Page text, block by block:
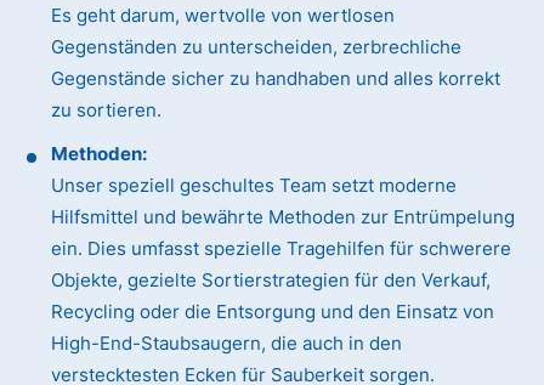
Es geht darum, wertvolle von wertlosen
Gegenständen zu unterscheiden, zerbrechliche
Gegenstände sicher zu handhaben und alles korrekt
zu sortieren.
Methoden:
Unser speziell geschultes Team setzt moderne
Hilfsmittel und bewährte Methoden zur Entrümpelung
ein. Dies umfasst spezielle Tragehilfen für schwerere
Objekte, gezielte Sortierstrategien für den Verkauf,
Recycling oder die Entsorgung und den Einsatz von
High-End-Staubsaugern, die auch in den
verstecktesten Ecken für Sauberkeit sorgen.